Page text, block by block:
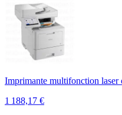
Imprimante multifonction
1 188,17 €